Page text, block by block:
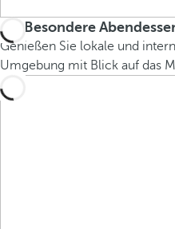
Besondere
Genießen Sie lokale und
Umgebung mit Blick auf das